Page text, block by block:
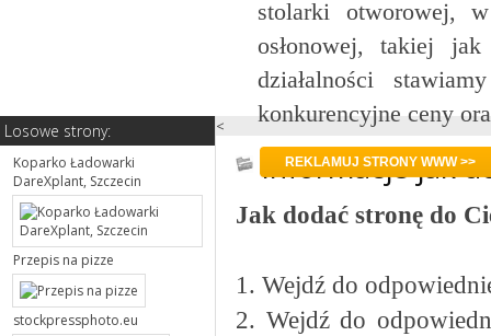
stolarki otworowej,
osłonowej, takiej
działalności
konkurencyjne ceny
REKLAMUJ STRONY WWW >>
<
Losowe strony:
Koparko Ładowarki
DareXplant, Szczecin
Przepis na pizze
stockpressphoto.eu
Informacje jak
Jak dodać stronę do
1. Wejdź do
2. Wejdź do